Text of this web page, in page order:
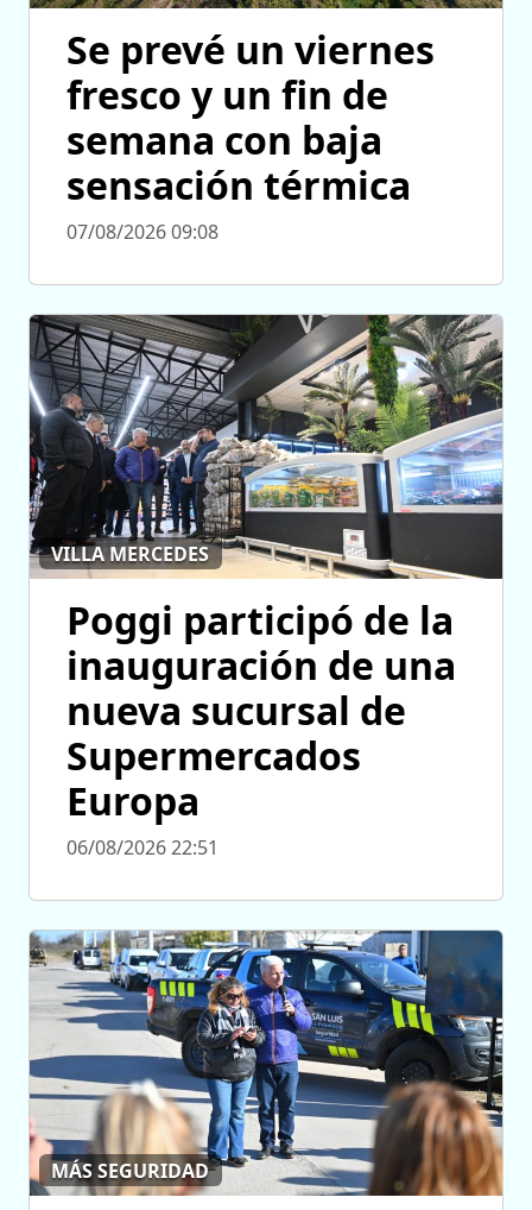
Se prevé un viernes
fresco y un fin de
semana con baja
sensación térmica
07/08/2026 09:08
VILLA MERCEDES
Poggi participó de la
inauguración de una
nueva sucursal de
Supermercados
Europa
06/08/2026 22:51
MÁS SEGURIDAD